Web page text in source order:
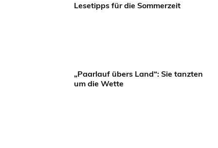
Lesetipps für die Sommerzeit
„Paarlauf übers Land“: Sie tanzten
um die Wette